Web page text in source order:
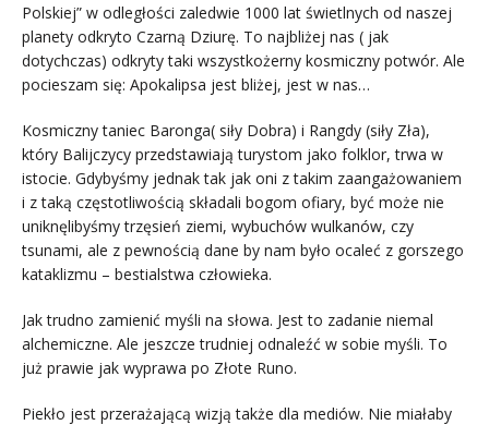
Polskiej” w odległości zaledwie 1000 lat świetlnych od naszej
planety odkryto Czarną Dziurę. To najbliżej nas ( jak
dotychczas) odkryty taki wszystkożerny kosmiczny potwór. Ale
pocieszam się: Apokalipsa jest bliżej, jest w nas…
Kosmiczny taniec Baronga( siły Dobra) i Rangdy (siły Zła),
który Balijczycy przedstawiają turystom jako folklor, trwa w
istocie. Gdybyśmy jednak tak jak oni z takim zaangażowaniem
i z taką częstotliwością składali bogom ofiary, być może nie
uniknęlibyśmy trzęsień ziemi, wybuchów wulkanów, czy
tsunami, ale z pewnością dane by nam było ocaleć z gorszego
kataklizmu – bestialstwa człowieka.
Jak trudno zamienić myśli na słowa. Jest to zadanie niemal
alchemiczne. Ale jeszcze trudniej odnaleźć w sobie myśli. To
już prawie jak wyprawa po Złote Runo.
Piekło jest przerażającą wizją także dla mediów. Nie miałaby